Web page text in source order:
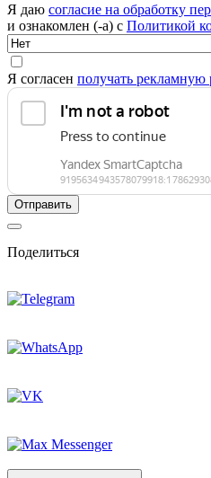
Я даю согласие на обработку
и ознакомлен (-а) с Политикой
Я согласен получать рекламную
Поделиться